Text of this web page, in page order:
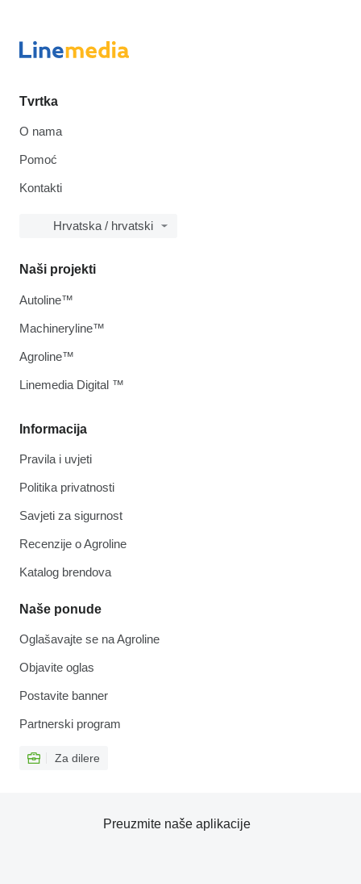
Tvrtka
O nama
Pomoć
Kontakti
Hrvatska / hrvatski
Informacija
Pravila i uvjeti
Politika privatnosti
Savjeti za sigurnost
Recenzije o Agroline
Katalog brendova
Naše ponude
Oglašavajte se na Agroline
Objavite oglas
Postavite banner
Partnerski program
Za dilere
Naši projekti
Autoline™
Machineryline™
Agroline™
Linemedia Digital ™
Preuzmite naše aplikacije